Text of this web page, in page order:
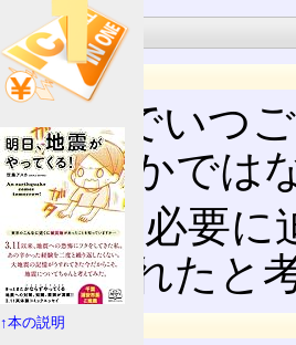
階層構造
UNIX
UNIXでいつ
かは定かでは
しかし必要に
導入されたと
CP/MとDOS
↑本の説明